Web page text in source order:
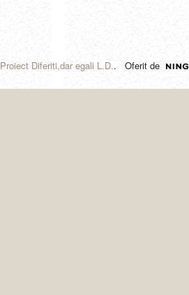
Proiect Diferiti,dar egali L.D.. Oferit de